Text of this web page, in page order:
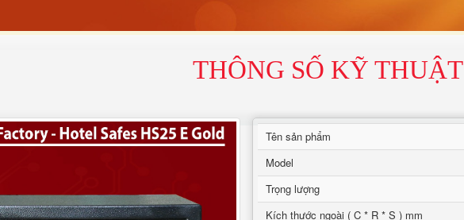
THÔNG SỐ KỸ THUẬT
Tên sản phẩm
Model
Trọng lượng
Kích thước ngoài ( C * R * S ) mm